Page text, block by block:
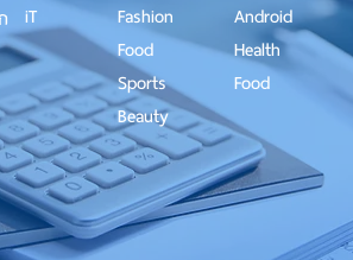
iT
Fashion
Food
Sports
Beauty
Android
Health
Food